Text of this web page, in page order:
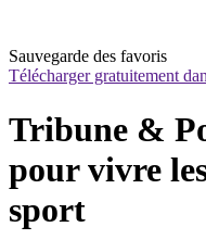
Sauvegarde des favoris
Télécharger gratuitement
Tribune &
pour vivre
sport